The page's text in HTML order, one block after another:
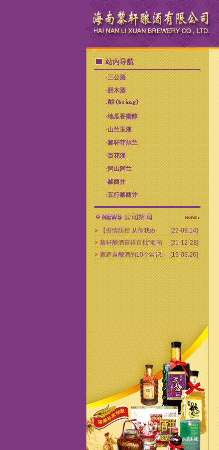
站内导航
·三公酒
·胆木酒
·
·地瓜香蜜醇
·山兰玉液
·黎轩菲尔兰
·百花溪
· 阿山阿兰
·黎酉并
·五行黎酉并
【疫情防控 从你我做
起】爱心企业向抗疫医
护人员捐赠10万余元慰
问物资
[22-09.14]
黎轩酿酒获得首批“海南
老字号”荣誉称号！
[21-12-28]
家庭自酿酒的10个常识!
[19-03.26]